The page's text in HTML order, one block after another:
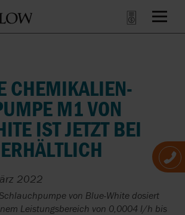
CHEMIKALIEN-
M1 VON
IST JETZT BEI
2022
von Blue-White dosiert
Leistungsbereich von 0,0004 l/h bis